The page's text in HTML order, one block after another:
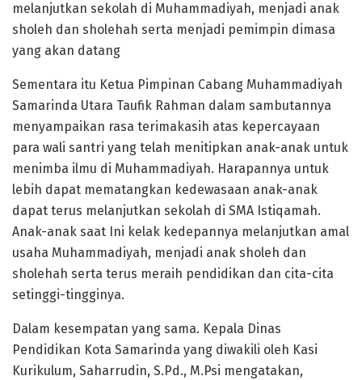
melanjutkan sekolah di Muhammadiyah, menjadi anak
sholeh dan sholehah serta menjadi pemimpin dimasa
yang akan datang
Sementara itu Ketua Pimpinan Cabang Muhammadiyah
Samarinda Utara Taufik Rahman dalam sambutannya
menyampaikan rasa terimakasih atas kepercayaan
para wali santri yang telah menitipkan anak-anak untuk
menimba ilmu di Muhammadiyah. Harapannya untuk
lebih dapat mematangkan kedewasaan anak-anak
dapat terus melanjutkan sekolah di SMA Istiqamah.
Anak-anak saat Ini kelak kedepannya melanjutkan amal
usaha Muhammadiyah, menjadi anak sholeh dan
sholehah serta terus meraih pendidikan dan cita-cita
setinggi-tingginya.
Dalam kesempatan yang sama. Kepala Dinas
Pendidikan Kota Samarinda yang diwakili oleh Kasi
Kurikulum, Saharrudin, S.Pd., M.Psi mengatakan,